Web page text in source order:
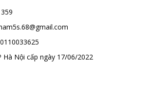
Hà Nội cấp ngày 17/06/2022